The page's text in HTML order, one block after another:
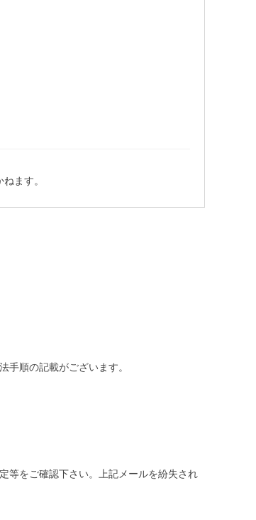
ます。
手順の記載がございます。
等をご確認下さい。 上記メールを紛失され